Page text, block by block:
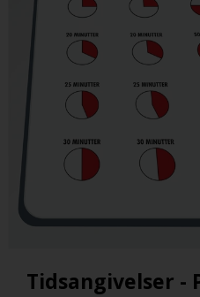
Tidsangivelser